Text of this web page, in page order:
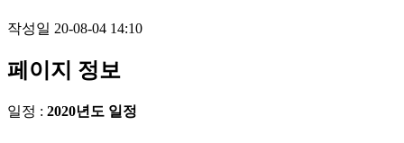
작성일 20-08-04 14:10
페이지 정보
일정 : 2020년도 일정